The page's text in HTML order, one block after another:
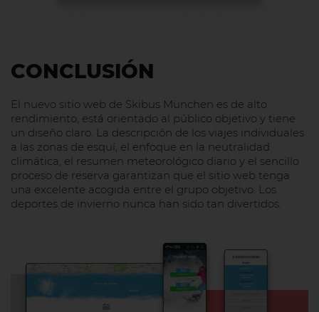
CONCLUSIÓN
El nuevo sitio web de Skibus München es de alto
rendimiento, está orientado al público objetivo y tiene
un diseño claro. La descripción de los viajes individuales
a las zonas de esquí, el enfoque en la neutralidad
climática, el resumen meteorológico diario y el sencillo
proceso de reserva garantizan que el sitio web tenga
una excelente acogida entre el grupo objetivo. Los
deportes de invierno nunca han sido tan divertidos.